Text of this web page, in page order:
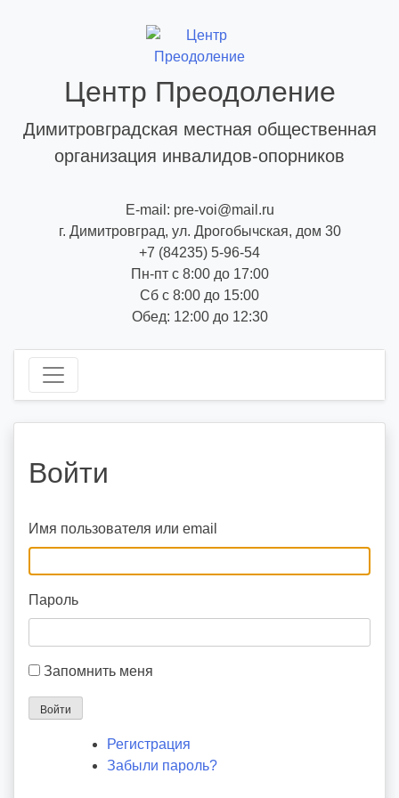
Центр Преодоление
Димитровградская местная общественная
организация инвалидов-опорников
E-mail: pre-voi@mail.ru
г. Димитровград, ул. Дрогобычская, дом 30
+7 (84235) 5-96-54
Пн-пт с 8:00 до 17:00
Сб с 8:00 до 15:00
Обед: 12:00 до 12:30
Войти
Имя пользователя или email
Пароль
Запомнить меня
Войти
Регистрация
Забыли пароль?